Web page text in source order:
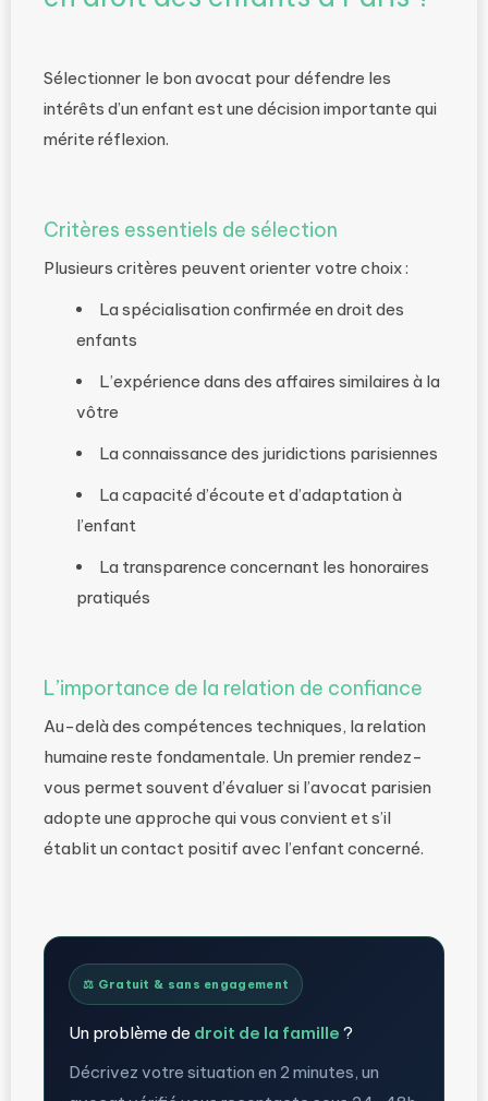
Sélectionner le bon avocat pour défendre les
intérêts d’un enfant est une décision importante qui
mérite réflexion.
Critères essentiels de sélection
Plusieurs critères peuvent orienter votre choix :
La spécialisation confirmée en droit des
enfants
L’expérience dans des affaires similaires à la
vôtre
La connaissance des juridictions parisiennes
La capacité d’écoute et d’adaptation à
l’enfant
La transparence concernant les honoraires
pratiqués
L’importance de la relation de confiance
Au-delà des compétences techniques, la relation
humaine reste fondamentale. Un premier rendez-
vous permet souvent d’évaluer si l’avocat parisien
adopte une approche qui vous convient et s’il
établit un contact positif avec l’enfant concerné.
⚖️ Gratuit & sans engagement
Un problème de droit de la famille ?
Décrivez votre situation en 2 minutes, un